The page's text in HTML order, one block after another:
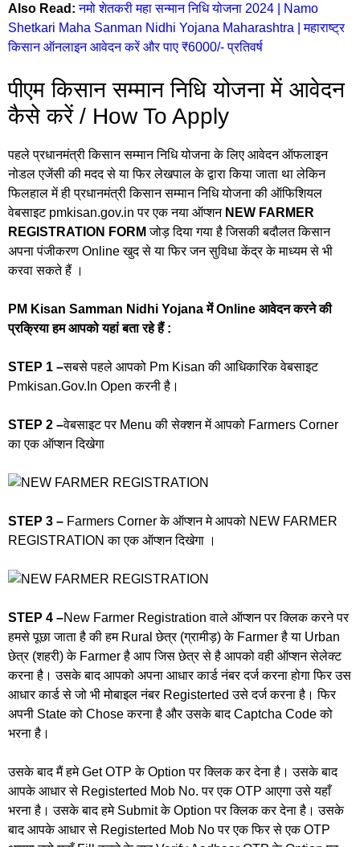
Also Read: नमो शेतकरी महा सन्मान निधि योजना 2024 | Namo
Shetkari Maha Sanman Nidhi Yojana Maharashtra | महाराष्ट्र
किसान ऑनलाइन आवेदन करें और पाए ₹6000/- प्रतिवर्ष
पीएम किसान सम्मान निधि योजना में आवेदन
कैसे करें / How To Apply
पहले प्रधानमंत्री किसान सम्मान निधि योजना के लिए आवेदन ऑफलाइन
नोडल एजेंसी की मदद से या फिर लेखपाल के द्वारा किया जाता था लेकिन
फिलहाल में ही प्रधानमंत्री किसान सम्मान निधि योजना की ऑफिशियल
वेबसाइट pmkisan.gov.in पर एक नया ऑप्शन NEW FARMER
REGISTRATION FORM जोड़ दिया गया है जिसकी बदौलत किसान
अपना पंजीकरण Online खुद से या फिर जन सुविधा केंद्र के माध्यम से भी
करवा सकते हैं ।
PM Kisan Samman Nidhi Yojana में Online आवेदन करने की
प्रक्रिया हम आपको यहां बता रहे हैं :
STEP 1 –सबसे पहले आपको Pm Kisan की आधिकारिक वेबसाइट
Pmkisan.Gov.In Open करनी है।
STEP 2 –वेबसाइट पर Menu की सेक्शन में आपको Farmers Corner
का एक ऑप्शन दिखेगा
STEP 3 – Farmers Corner के ऑप्शन मे आपको NEW FARMER
REGISTRATION का एक ऑप्शन दिखेगा ।
STEP 4 –New Farmer Registration वाले ऑप्शन पर क्लिक करने पर
हमसे पूछा जाता है की हम Rural छेत्र (ग्रामीड़) के Farmer है या Urban
छेत्र (शहरी) के Farmer है आप जिस छेत्र से है आपको वही ऑप्शन सेलेक्ट
करना है। उसके बाद आपको अपना आधार कार्ड नंबर दर्ज करना होगा फिर उस
आधार कार्ड से जो भी मोबाइल नंबर Registerted उसे दर्ज करना है। फिर
अपनी State को Chose करना है और उसके बाद Captcha Code को
भरना है।
उसके बाद मैं हमे Get OTP के Option पर क्लिक कर देना है। उसके बाद
आपके आधार से Registerted Mob No. पर एक OTP आएगा उसे यहाँ
भरना है। उसके बाद हमे Submit के Option पर क्लिक कर देना है। उसके
बाद आपके आधार से Registerted Mob No पर एक फिर से एक OTP